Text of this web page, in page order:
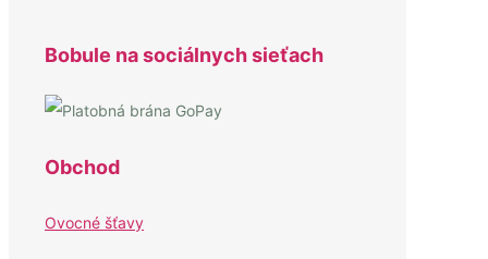
Bobule na sociálnych sieťach
Obchod
Ovocné šťavy